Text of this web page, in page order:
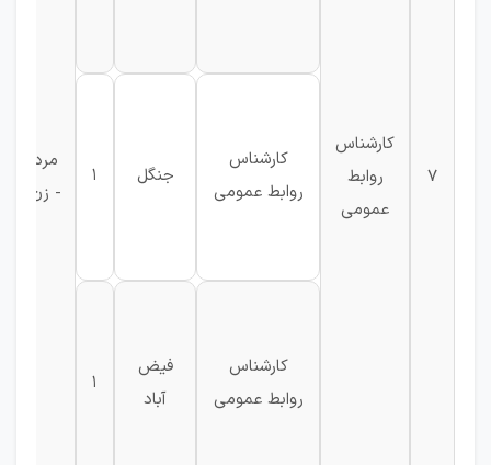
7
کارشناس
روابط
عمومی
مرد
- زن
کارشناس
روابط عمومی
جنگل 1
کارشناس
روابط عمومی
فیض
آباد
1